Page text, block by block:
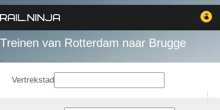
Treinen van Rotterdam naar Brugge
Vertrekstad